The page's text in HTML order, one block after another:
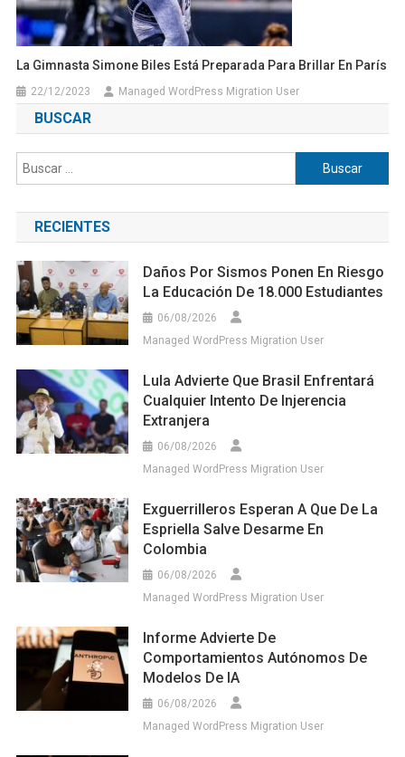
La Gimnasta Simone Biles Está Preparada Para Brillar En París
22/12/2023 Managed WordPress Migration User
BUSCAR
Buscar:
RECIENTES
Daños Por Sismos Ponen En Riesgo
La Educación De 18.000 Estudiantes
06/08/2026
Managed WordPress Migration User
Lula Advierte Que Brasil Enfrentará
Cualquier Intento De Injerencia
Extranjera
06/08/2026
Managed WordPress Migration User
Exguerrilleros Esperan A Que De La
Espriella Salve Desarme En
Colombia
06/08/2026
Managed WordPress Migration User
Informe Advierte De
Comportamientos Autónomos De
Modelos De IA
06/08/2026
Managed WordPress Migration User